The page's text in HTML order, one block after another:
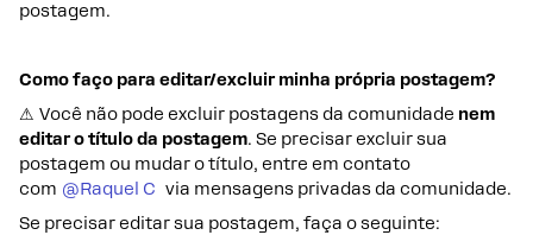
postagem.
Como faço para editar/excluir minha própria postagem?
⚠ Você não pode excluir postagens da comunidade nem
editar o título da postagem. Se precisar excluir sua
postagem ou mudar o título, entre em contato
com @Raquel C via mensagens privadas da comunidade.
Se precisar editar sua postagem, faça o seguinte: